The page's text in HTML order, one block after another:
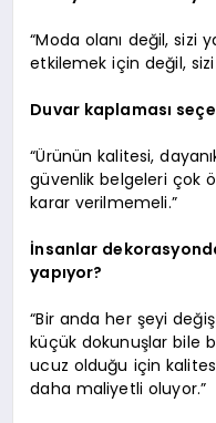
“Moda olanı değil, sizi
etkilemek için değil,
Duvar kaplaması
“Ürünün kalitesi,
güvenlik belgeleri çok
karar verilmemeli.”
İnsanlar
yapıyor?
“Bir anda her şeyi
küçük dokunuşlar bile
ucuz olduğu için
daha maliyetli oluyor.”